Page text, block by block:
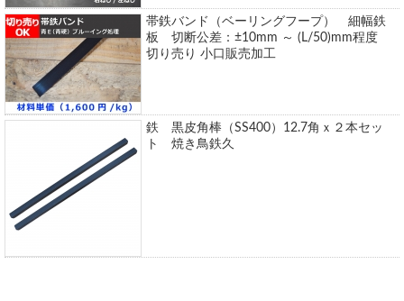
帯鉄バンド（ベーリングフープ） 細幅鉄
板 切断公差：±10mm ～ (L/50)mm程度
切り売り 小口販売加工
鉄 黒皮角棒（SS400）12.7角ｘ２本セッ
ト 焼き鳥鉄久